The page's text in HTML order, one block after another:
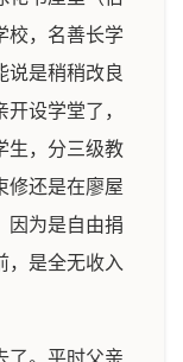
校，名善长学
说是稍稍改良
设学堂了，
生，分三级教
修还是在廖屋
因为是自由捐
，是全无收入
了。平时父亲